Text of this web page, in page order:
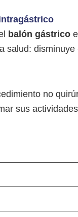
balón gástrico
salud: disminuye
no
sus